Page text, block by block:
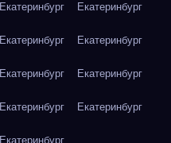
Екатеринбург Екатеринбург
Екатеринбург Екатеринбург
Екатеринбург Екатеринбург
Екатеринбург Екатеринбург
Екатеринбург